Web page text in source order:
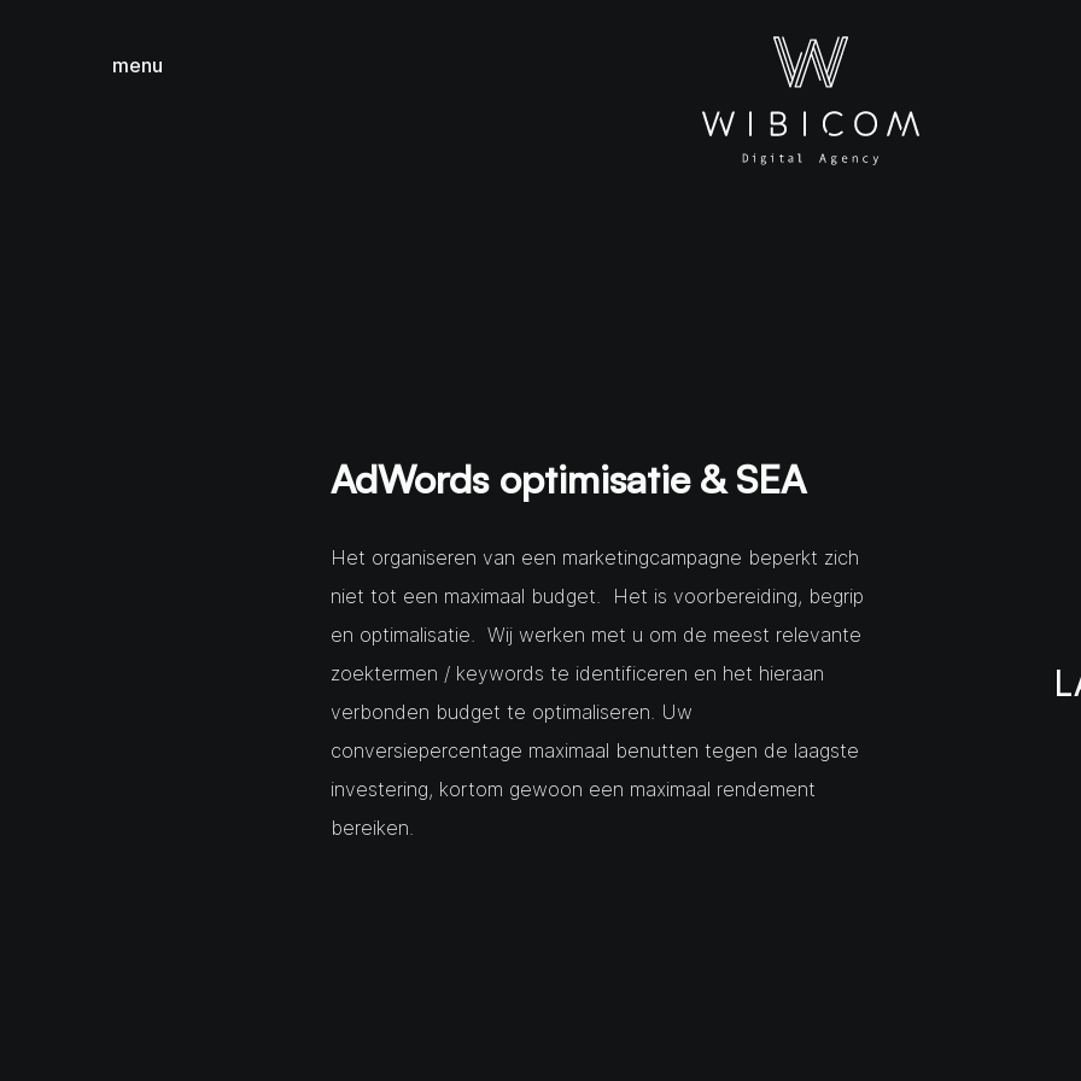
menu
AdWords optimisatie & SEA
Het organiseren van een marketingcampagne beperkt zich
niet tot een maximaal budget. Het is voorbereiding, begrip
en optimalisatie. Wij werken met u om de meest relevante
zoektermen / keywords te identificeren en het hieraan
verbonden budget te optimaliseren. Uw
conversiepercentage maximaal benutten tegen de laagste
investering, kortom gewoon een maximaal rendement
bereiken.